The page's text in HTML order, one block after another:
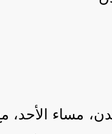
مساء الأحد،